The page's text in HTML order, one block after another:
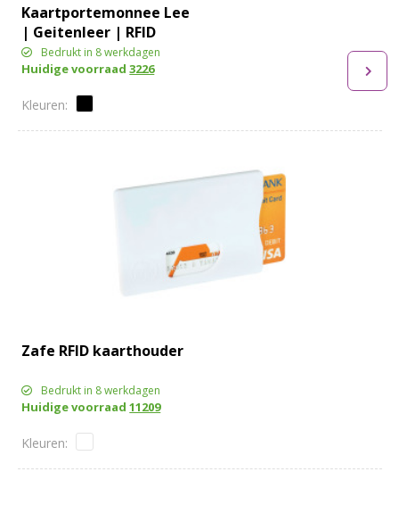
Kaartportemonnee Lee
| Geitenleer | RFID
Bedrukt in 8 werkdagen
Huidige voorraad3226
Zafe RFID kaarthouder
Bedrukt in 8 werkdagen
Huidige voorraad11209